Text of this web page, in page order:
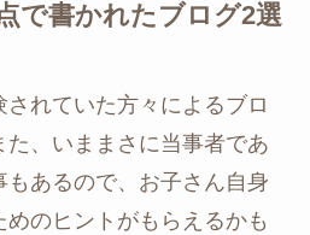
で書かれたブログ2選
れていた方々によるブロ
た、いままさに当事者であ
もあるので、お子さん自身
のヒントがもらえるかも